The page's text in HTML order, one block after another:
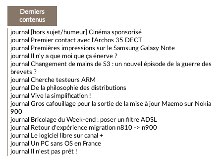
Derniers
contenus
journal
[hors sujet/humeur] Cinéma sponsorisé
journal
Premier contact avec l'Archos 35 DECT
journal
Premières impressions sur le Samsung Galaxy Note
journal
Il n'y a que moi que ça énerve ?
journal Changement de mains de S3 : un nouvel épisode de la guerre des
brevets ?
journal Cherche testeurs ARM
journal
De la philosophie des distributions
journal Vive la simplification !
journal Gros cafouillage pour la sortie de la mise à jour Maemo sur Nokia
900
journal
Bricolage du Week-end : poser un filtre ADSL
journal
Retour d'expérience migration n810 -> n900
journal
Le logiciel libre sur canal +
journal Un PC sans OS en France
journal
Il n'est pas prêt !